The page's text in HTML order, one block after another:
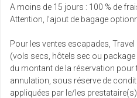
A moins de 15 jours : 100 % de
Attention, l’ajout de bagage
Pour les ventes escapades,
(vols secs, hôtels sec ou package
du montant de la réservation
annulation, sous réserve de
appliquées par le/les